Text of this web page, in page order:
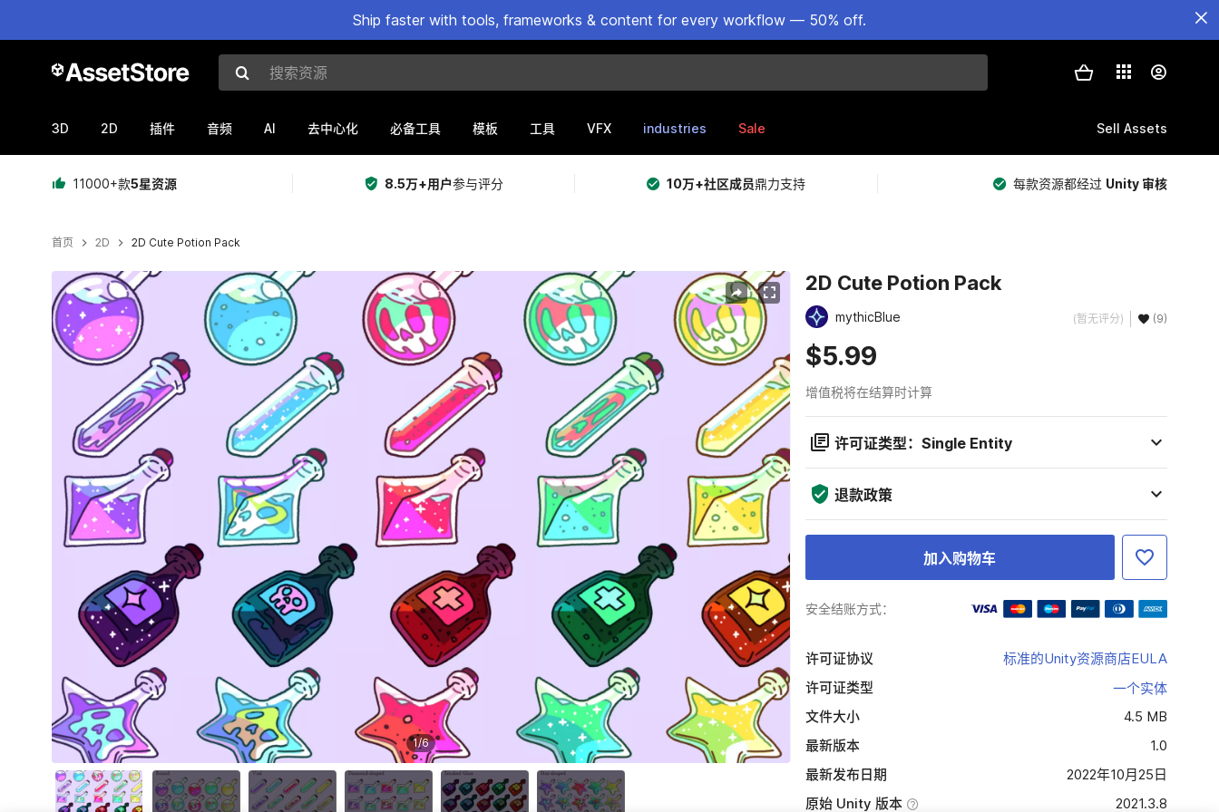
Ship faster with tools, frameworks & content for every workflow — 50% off.
搜索资源
3D 2D 插件 音频 AI 去中心化 必备工具 模板 工具 VFX industries Sale Sell Assets
11000+款5星资源 8.5万+用户参与评分 10万+社区成员鼎力支持 每款资源都经过 Unity 审核
首页 2D 2D Cute Potion Pack
当前幻灯片：1 / 6
1/6
2D Cute Potion Pack
mythicBlue (暂无评分) (9)
$5.99
增值税将在结算时计算
许可证类型：Single Entity
退款政策
加入购物车
安全结账方式：
许可证协议
标准的Unity资源商店EULA
许可证类型
一个实体
文件大小
4.5 MB
最新版本
1.0
最新发布日期
2022年10月25日
原始 Unity 版本
2021.3.8